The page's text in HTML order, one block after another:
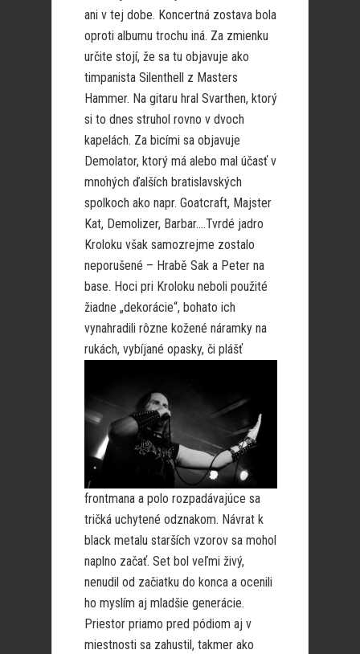
ani v tej dobe. Koncertná zostava bola
oproti albumu trochu iná. Za zmienku
určite stojí, že sa tu objavuje ako
timpanista Silenthell z Masters
Hammer. Na gitaru hral Svarthen, ktorý
si to dnes struhol rovno v dvoch
kapelách. Za bicími sa objavuje
Demolator, ktorý má alebo mal účasť v
mnohých ďalších bratislavských
spolkoch ako napr. Goatcraft, Majster
Kat, Demolizer, Barbar….Tvrdé jadro
Kroloku však samozrejme zostalo
neporušené – Hrabě Sak a Peter na
base. Hoci pri Kroloku neboli použité
žiadne „dekorácie“, bohato ich
vynahradili rôzne kožené náramky na
rukách, vybíjané opasky, či plášť
frontmana a polo rozpadávajúce sa
tričká uchytené odznakom. Návrat k
black metalu starších vzorov sa mohol
naplno začať. Set bol veľmi živý,
nenudil od začiatku do konca a ocenili
ho myslím aj mladšie generácie.
Priestor priamo pred pódiom aj v
miestnosti sa zahustil, takmer ako